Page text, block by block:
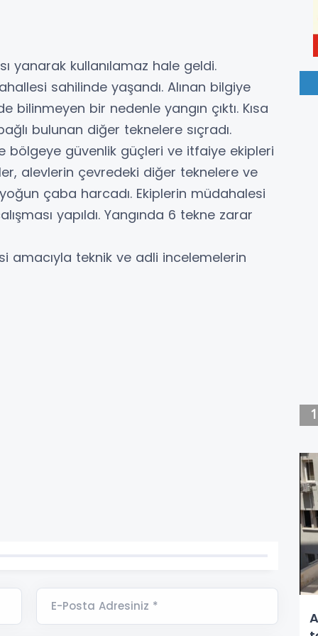
yanarak kullanılamaz hale geldi.
sahilinde yaşandı. Alınan bilgiye
bir nedenle yangın çıktı. Kısa
bulunan diğer teknelere sıçradı.
bölgeye güvenlik güçleri ve itfaiye ekipleri
alevlerin çevredeki diğer teknelere ve
çaba harcadı. Ekiplerin müdahalesi
yapıldı. Yangında 6 tekne zarar
amacıyla teknik ve adli incelemelerin
E-Posta Adresiniz *